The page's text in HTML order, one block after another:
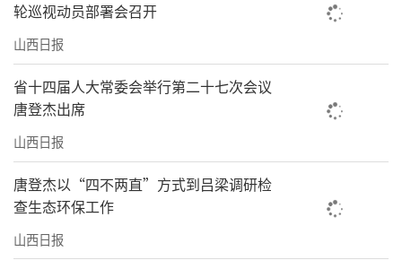
轮巡视动员部署会召开
山西日报
省十四届人大常委会举行第二十七次会议
唐登杰出席
山西日报
唐登杰以“四不两直”方式到吕梁调研检
查生态环保工作
山西日报